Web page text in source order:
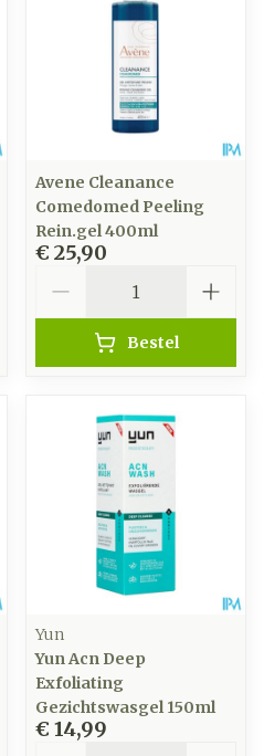
Avene Cleanance
Comedomed Peeling
Rein.gel 400ml
€ 25,90
Bestel
Yun
Yun Acn Deep
Exfoliating
Gezichtswasgel 150ml
€ 14,99